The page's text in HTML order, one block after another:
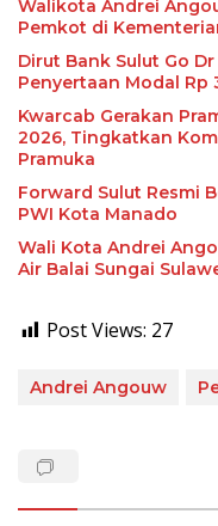
Walikota Andrei
Pemkot di
Dirut Bank Sulut Go
Penyertaan Modal Rp
Kwarcab Gerakan
2026, Tingkatkan
Pramuka
Forward Sulut Resmi
PWI Kota Manado
Wali Kota Andrei
Air Balai Sungai
Post Views: 27
Andrei Angouw